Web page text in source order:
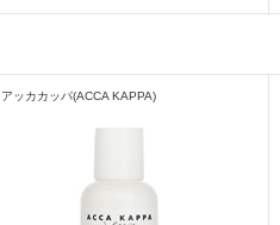
アッカカッパ(ACCA KAPPA)